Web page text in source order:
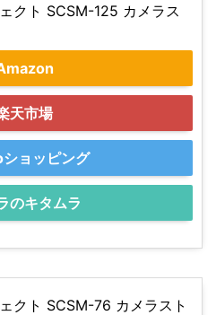
クト SCSM-125 カメラス
天市場
ョッピング
のキタムラ
クト SCSM-76 カメラスト